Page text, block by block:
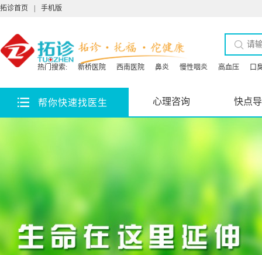
拓诊首页 手机版
热门搜索: 新桥医院 西南医院 鼻炎 慢性咽炎 高血压 口
帮你快速找医生 心理咨询 快点